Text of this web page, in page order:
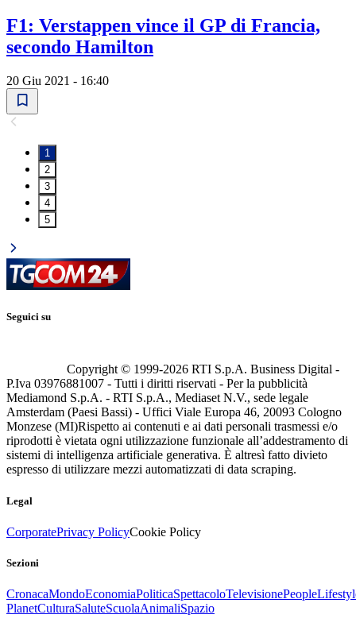
F1: Verstappen vince il GP di Francia,
secondo Hamilton
20 Giu 2021 - 16:40
1
2
3
4
5
Seguici su
Copyright © 1999-2026 RTI S.p.A. Business Digital -
P.Iva 03976881007 - Tutti i diritti riservati - Per la pubblicità
Mediamond S.p.A. - RTI S.p.A., Mediaset N.V., sede legale
Amsterdam (Paesi Bassi) - Uffici Viale Europa 46, 20093 Cologno
Monzese (MI)Rispetto ai contenuti e ai dati personali trasmessi e/o
riprodotti è vietata ogni utilizzazione funzionale all’addestramento di
sistemi di intelligenza artificiale generativa. È altresì fatto divieto
espresso di utilizzare mezzi automatizzati di data scraping.
Legal
CorporatePrivacy PolicyCookie Policy
Sezioni
CronacaMondoEconomiaPoliticaSpettacoloTelevisionePeople
PlanetCulturaSaluteScuolaAnimaliSpazio